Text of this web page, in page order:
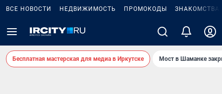
ВСЕ НОВОСТИ НЕДВИЖИМОСТЬ ПРОМОКОДЫ ЗНАКОМСТВА
Бесплатная мастерская для медиа в Иркутске Мост в Шаманке